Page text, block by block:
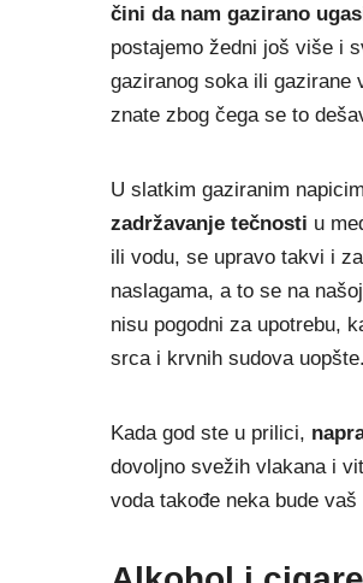
čini da nam gazirano
postajemo žedni još više i
gaziranog soka ili gazirane
znate zbog čega se to
U slatkim gaziranim
zadržavanje tečnosti u
ili vodu, se upravo takvi i
naslagama, a to se na
nisu pogodni za upotrebu,
srca i krvnih sudova uopšte.
Kada god ste u prilici,
dovoljno svežih vlakana i
voda takođe neka bude